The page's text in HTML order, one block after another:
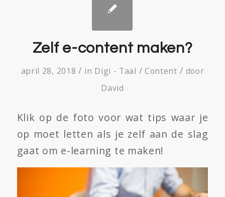
Zelf e-content maken?
april 28, 2018 / in Digi - Taal / Content / door
David
Klik op de foto voor wat tips waar je
op moet letten als je zelf aan de slag
gaat om e-learning te maken!